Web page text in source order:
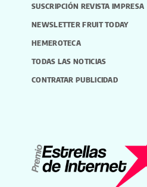
SUSCRIPCIÓN REVISTA IMPRESA
NEWSLETTER FRUIT TODAY
HEMEROTECA
TODAS LAS NOTICIAS
CONTRATAR PUBLICIDAD